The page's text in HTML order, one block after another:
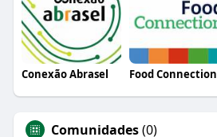
Conexão Abrasel Food Connection
Comunidades(0)